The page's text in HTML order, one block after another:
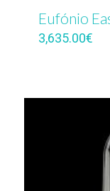
Eufónio
3,635.00€